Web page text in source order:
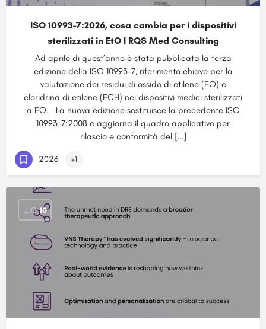
ISO 10993-7:2026, cosa cambia per i dispositivi
sterilizzati in EtO I RQS Med Consulting
Ad aprile di quest’anno è stata pubblicata la terza
edizione della ISO 10993-7, riferimento chiave per la
valutazione dei residui di ossido di etilene (EO) e
cloridrina di etilene (ECH) nei dispositivi medici sterilizzati
a EO. La nuova edizione sostituisce la precedente ISO
10993-7:2008 e aggiorna il quadro applicativo per
rilascio e conformità del […]
2026 +1
LUG 10